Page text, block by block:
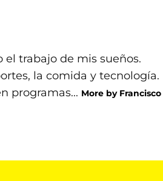
trabajo de mis sueños.
la comida y tecnología.
programas... More by Francisco